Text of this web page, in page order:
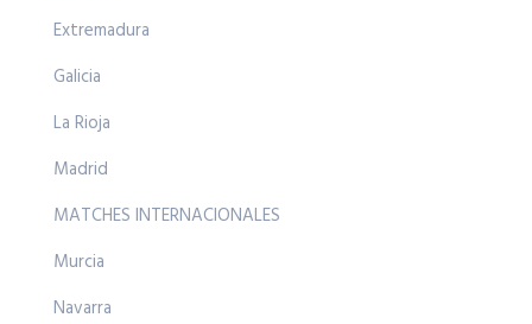
Extremadura
Galicia
La Rioja
Madrid
MATCHES INTERNACIONALES
Murcia
Navarra